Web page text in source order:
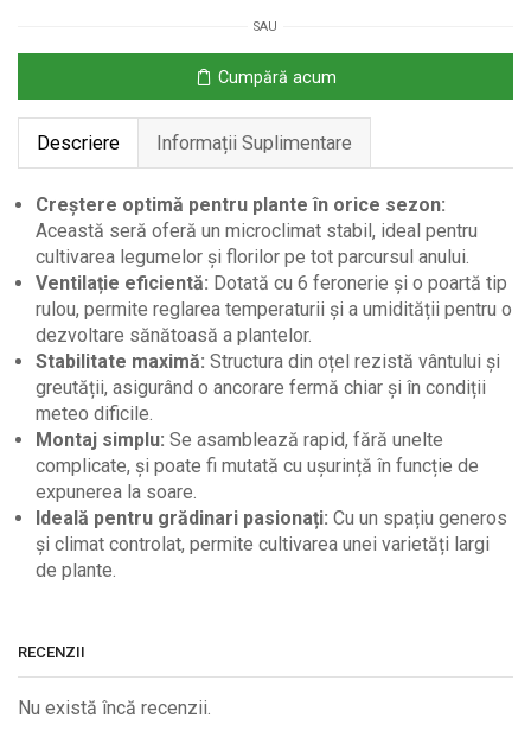
și
Structură
din
Oțel,
347x300x200
cm
SAU
Cumpără acum
Descriere Informații Suplimentare
Creștere optimă pentru plante în orice sezon:
Această seră oferă un microclimat stabil, ideal pentru
cultivarea legumelor și florilor pe tot parcursul anului.
Ventilație eficientă: Dotată cu 6 feronerie și o poartă tip
rulou, permite reglarea temperaturii și a umidității pentru o
dezvoltare sănătoasă a plantelor.
Stabilitate maximă: Structura din oțel rezistă vântului și
greutății, asigurând o ancorare fermă chiar și în condiții
meteo dificile.
Montaj simplu: Se asamblează rapid, fără unelte
complicate, și poate fi mutată cu ușurință în funcție de
expunerea la soare.
Ideală pentru grădinari pasionați: Cu un spațiu generos
și climat controlat, permite cultivarea unei varietăți largi
de plante.
RECENZII
Nu există încă recenzii.